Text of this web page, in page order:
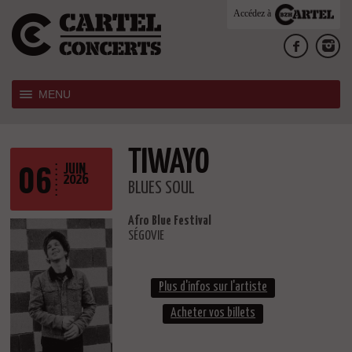
Accédez à
MENU
06 JUIN
2026 TIWAYO
BLUES SOUL
Afro Blue Festival
SÉGOVIE
Plus d'infos sur l'artiste
Acheter vos billets